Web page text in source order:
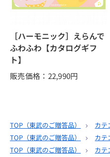
［ハーモニック］えらんで
ふわふわ【カタログギフ
ト】
販売価格：22,990円
TOP（東武のご贈答品） カテ
TOP（東武のご贈答品） カテ
TOP（東武のご贈答品） カテ